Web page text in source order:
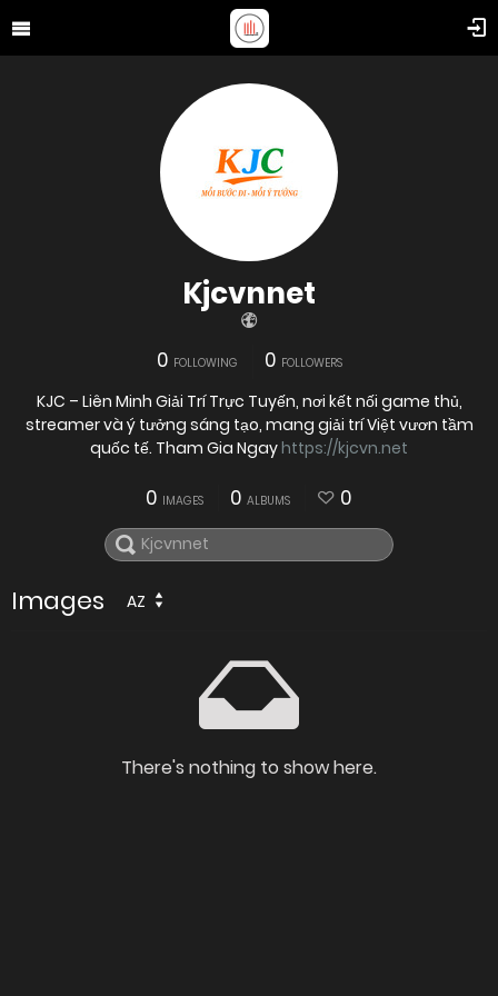
Kjcvnnet
0 FOLLOWING 0 FOLLOWERS
KJC – Liên Minh Giải Trí Trực Tuyến, nơi kết nối game thủ,
streamer và ý tưởng sáng tạo, mang giải trí Việt vươn tầm
quốc tế. Tham Gia Ngayhttps://kjcvn.net
0 IMAGES 0 ALBUMS 0
Images AZ
There's nothing to show here.